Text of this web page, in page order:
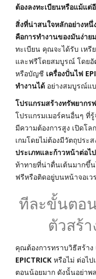
ต้องลงทะเบียนหรือแม้แต่
สิ่งที่น่าสนใจหลักอย่างหนึ่
คือการทำงานของมันง่าย
ทะเบียน คุณจะได้รับ เหรีย
และฟรีโดยสมบูรณ์ โดยอั
หรือบัญชี เครื่องปั่นไฟ
ทำงานได้ อย่างสมบูรณ์แ
โปรแกรมสร้างทรัพยากร
โปรแกรมเมอร์คนอื่นๆ ที่
มีความต้องการสูง เปิดโลก
เกมโดยไม่ต้องมีวัตถุประส
ประเภทและก้าวหน้าต่อไ
ท้าทายที่น่าตื่นเต้นมากขึ้
ฟรีหรือติดอยู่บนหน้าจอเว
ทีละขั้นตอ
ตัวสร้า
คุณต้องการทราบวิธีสร้าง
EPICTRICK หรือไม่ ต่อไ
ตอนน้อยมาก ดังนั้นอย่าพ